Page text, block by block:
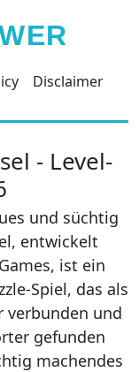
Disclaimer
- Level-
und süchtig
entwickelt
ist ein
Spiel, das als
verbunden und
gefunden
machendes